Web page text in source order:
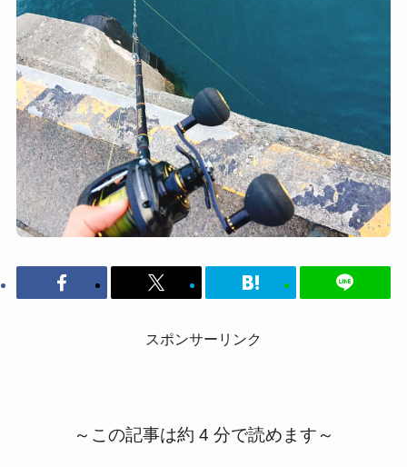
スポンサーリンク
～この記事は約 4 分で読めます～